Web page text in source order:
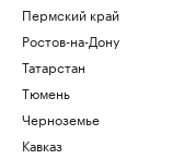
Пермский край
Ростов-на-Дону
Татарстан
Тюмень
Черноземье
Кавказ